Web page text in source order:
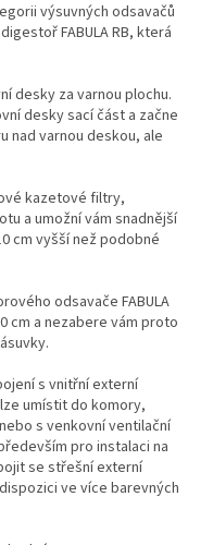
výsuvných odsavačů
FABULA RB, která
desky za varnou plochu.
desky sací část a začne
nad varnou deskou, ale
kazetové filtry,
a umožní vám snadnější
cm vyšší než podobné
odsavače FABULA
cm a nezabere vám proto
s vnitřní externí
umístit do komory,
s venkovní ventilační
pro instalaci na
se střešní externí
ve více barevných